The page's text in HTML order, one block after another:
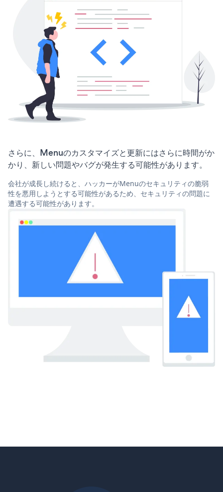
さらに、Menuのカスタマイズと更新にはさらに時間がか
かり、新しい問題やバグが発生する可能性があります。
会社が成長し続けると、ハッカーがMenuのセキュリティの脆弱
性を悪用しようとする可能性があるため、セキュリティの問題に
遭遇する可能性があります。